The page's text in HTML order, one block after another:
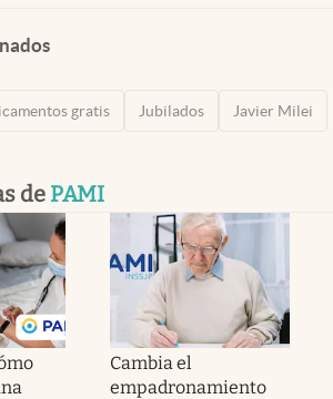
gratis Jubilados Javier Milei
de PAMI
Cambia el
empadronamiento